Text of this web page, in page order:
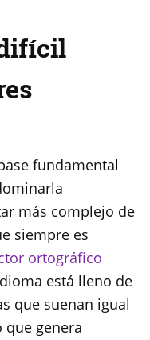
fundamental
más complejo de
siempre es
ortográfico
está lleno de
que suenan igual
que genera